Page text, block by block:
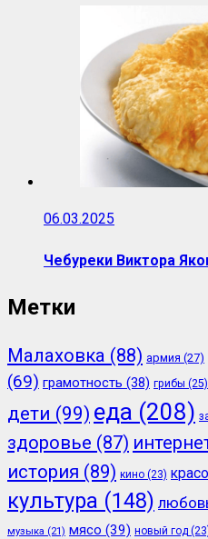
06.03.2025
Чебуреки Виктора
Метки
Малаховка (88) армия (27)
(69) грамотность (38) грибы (25)
дети (99) еда (208)
здоровье (87)
история (89) кино (23)
культура (148)
музыка (21) мясо (39) новый год